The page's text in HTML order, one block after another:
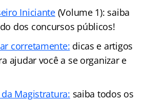
Iniciante(Volume 1): saiba
dos concursos públicos!
corretamente: dicas e artigos
ajudar você a se organizar e
Magistratura: saiba todos os